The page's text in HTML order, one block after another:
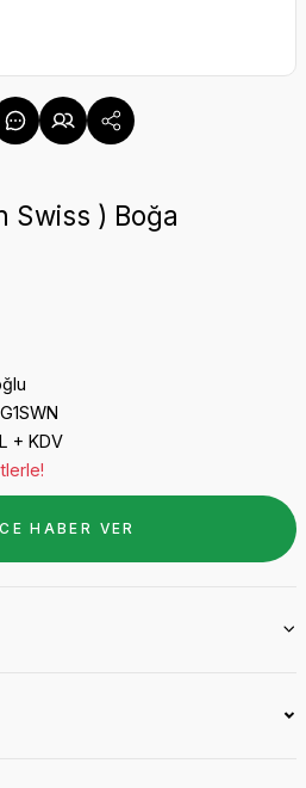
Swiss ) Boğa
+ KDV
HABER VER